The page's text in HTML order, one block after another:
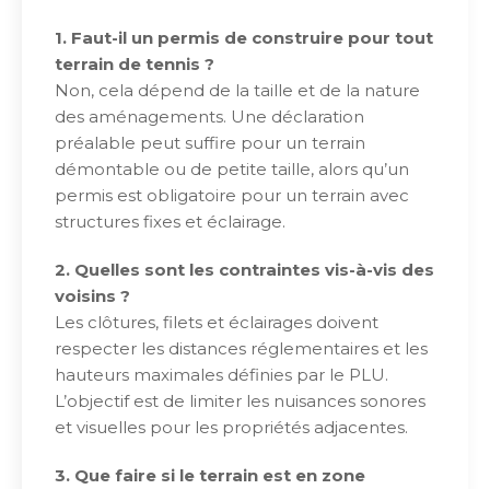
1. Faut-il un permis de construire pour tout
terrain de tennis ?
Non, cela dépend de la taille et de la nature
des aménagements. Une déclaration
préalable peut suffire pour un terrain
démontable ou de petite taille, alors qu’un
permis est obligatoire pour un terrain avec
structures fixes et éclairage.
2. Quelles sont les contraintes vis-à-vis des
voisins ?
Les clôtures, filets et éclairages doivent
respecter les distances réglementaires et les
hauteurs maximales définies par le PLU.
L’objectif est de limiter les nuisances sonores
et visuelles pour les propriétés adjacentes.
3. Que faire si le terrain est en zone